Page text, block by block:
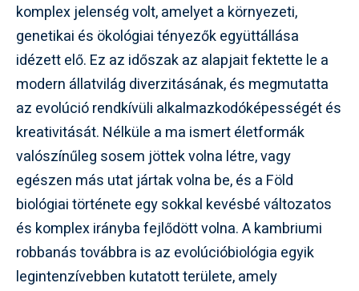
komplex jelenség volt, amelyet a környezeti,
genetikai és ökológiai tényezők együttállása
idézett elő. Ez az időszak az alapjait fektette le a
modern állatvilág diverzitásának, és megmutatta
az evolúció rendkívüli alkalmazkodóképességét és
kreativitását. Nélküle a ma ismert életformák
valószínűleg sosem jöttek volna létre, vagy
egészen más utat jártak volna be, és a Föld
biológiai története egy sokkal kevésbé változatos
és komplex irányba fejlődött volna. A kambriumi
robbanás továbbra is az evolúcióbiológia egyik
legintenzívebben kutatott területe, amely